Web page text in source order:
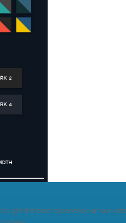
2
4
to get the best experience on our